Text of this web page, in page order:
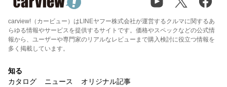
carview!（カービュー）はLINEヤフー株式会社が運営するクルマに関するあ
らゆる情報やサービスを提供するサイトです。価格やスペックなどの公式情
報から、ユーザーや専門家のリアルなレビューまで購入検討に役立つ情報を
多く掲載しています。
知る
カタログ
ニュース オリジナル記事